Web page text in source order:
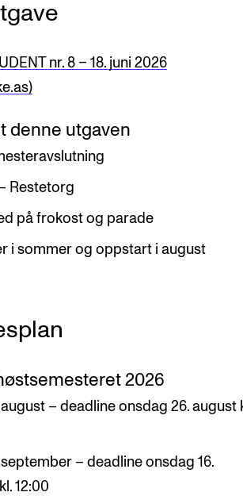
og studio
nr. 8 – 18. juni 2026
denne utgaven
Restetorg
på frokost og parade
i sommer og oppstart i august
2026
august – deadline onsdag 26. august
september – deadline onsdag 16.
12:00